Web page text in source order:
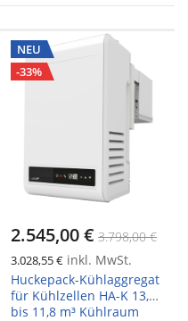
NEU
-33%
2.545,00 € 3.798,00 €
3.028,55 € inkl. MwSt.
Huckepack-Kühlaggregat
für Kühlzellen HA-K 13,
bis 11,8 m³ Kühlraum